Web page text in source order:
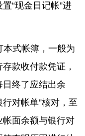
“现金日记帐”进
式帐簿，一般为
款收付款凭证，
终了应结出余
行对帐单”核对，至
面余额与银行对